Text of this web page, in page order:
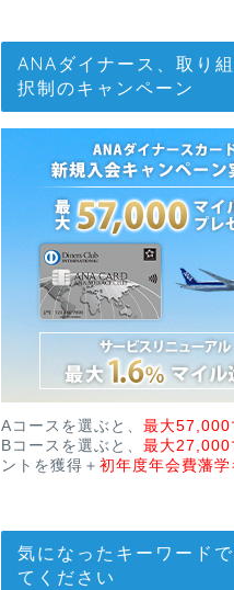
ANAダイナース、取り
択制のキャンペーン
Aコースを選ぶと、 最大57,000
Bコースを選ぶと、 最大27,000
ントを獲得＋ 初年度年会費藩
気になったキーワード
てください